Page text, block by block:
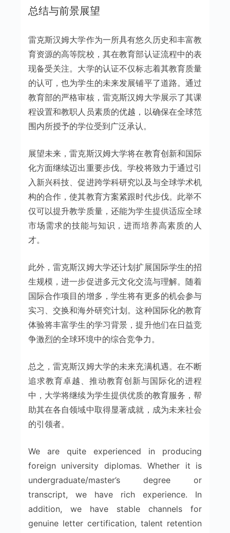
总结与前景展望
雷克斯汉姆大学作为一所具有悠久历史和丰富教
育资源的高等院校，其在教育部认证流程中的表
现备受关注。大学的认证不仅标志着其教育质量
的认可，也为学生的未来发展铺平了道路。通过
教育部的严格审核，雷克斯汉姆大学展示了其课
程设置和教职人员素质的优越，以确保在全球范
围内所授予的学位受到广泛承认。
展望未来，雷克斯汉姆大学将在教育创新和国际
化方面继续迈出重要步伐。学校将致力于通过引
入新兴科技、促进跨学科研究以及与全球学术机
构的合作，使其教育方案紧跟时代步伐。此举不
仅可以提升教学质量，还能为学生提供适应全球
市场需求的技能与知识，进而培养高素质的人
才。
此外，雷克斯汉姆大学还计划扩展国际学生的招
生规模，进一步促进多元文化交流与理解。随着
国际合作项目的增多，学生将有更多的机会参与
实习、交换和海外研究计划。这种国际化的教育
体验将丰富学生的学习背景，提升他们在日益竞
争激烈的全球环境中的综合竞争力。
总之，雷克斯汉姆大学的未来充满机遇。在不断
追求教育卓越、推动教育创新与国际化的进程
中，大学将继续为学生提供优质的教育服务，帮
助其在各自领域中取得显著成就，成为未来社会
的引领者。
We are quite experienced in producing
foreign university diplomas. Whether it is
undergraduate/master’s degree or
transcript, we have rich experience. In
addition, we have stable channels for
genuine letter certification, talent retention